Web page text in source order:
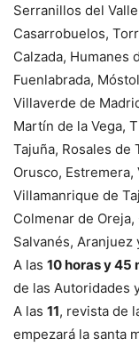
Serranillos del
Casarrobuelos,
Calzada, Humanes
Fuenlabrada,
Villaverde de
Martín de la Vega,
Tajuña, Rosales de
Orusco, Estremera,
Villamanrique de
Colmenar de
Salvanés,
A las 10 horas y 45
de las Autoridades
A las 11, revista de
empezará la santa